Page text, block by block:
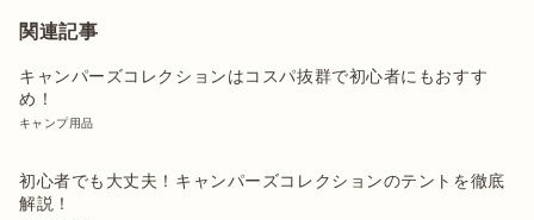
関連記事
キャンパーズコレクションはコスパ抜群で初心者にもおすす
め！
キャンプ用品
初心者でも大丈夫！キャンパーズコレクションのテントを徹底
解説！